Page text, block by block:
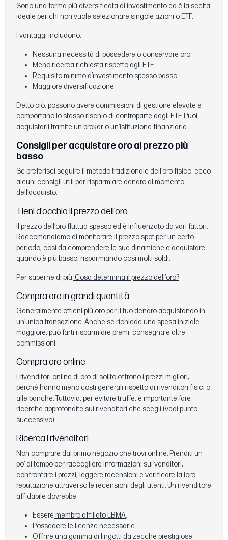
Sono una forma più diversificata di investimento ed è la scelta
ideale per chi non vuole selezionare singole azioni o ETF.
I vantaggi includono:
Nessuna necessità di possedere o conservare oro.
Meno ricerca richiesta rispetto agli ETF.
Requisito minimo d’investimento spesso basso.
Maggiore diversificazione.
Detto ciò, possono avere commissioni di gestione elevate e
comportano lo stesso rischio di controparte degli ETF. Puoi
acquistarli tramite un broker o un’istituzione finanziaria.
Consigli per acquistare oro al prezzo più
basso
Se preferisci seguire il metodo tradizionale dell’oro fisico, ecco
alcuni consigli utili per risparmiare denaro al momento
dell’acquisto.
Tieni d’occhio il prezzo dell’oro
Il prezzo dell’oro fluttua spesso ed è influenzato da vari fattori.
Raccomandiamo di monitorare il prezzo spot per un certo
periodo, così da comprendere le sue dinamiche e acquistare
quando è più basso, risparmiando così molti soldi.
Per saperne di più: Cosa determina il prezzo dell’oro?
Compra oro in grandi quantità
Generalmente ottieni più oro per il tuo denaro acquistando in
un’unica transazione. Anche se richiede una spesa iniziale
maggiore, può farti risparmiare premi, consegna e altre
commissioni.
Compra oro online
I rivenditori online di oro di solito offrono i prezzi migliori,
perché hanno meno costi generali rispetto ai rivenditori fisici o
alle banche. Tuttavia, per evitare truffe, è importante fare
ricerche approfondite sui rivenditori che scegli (vedi punto
successivo).
Ricerca i rivenditori
Non comprare dal primo negozio che trovi online. Prenditi un
po’ di tempo per raccogliere informazioni sui venditori,
confrontare i prezzi, leggere recensioni e verificare la loro
reputazione attraverso le recensioni degli utenti. Un rivenditore
affidabile dovrebbe:
Essere membro affiliato LBMA.
Possedere le licenze necessarie.
Offrire una gamma di lingotti da zecche prestigiose.